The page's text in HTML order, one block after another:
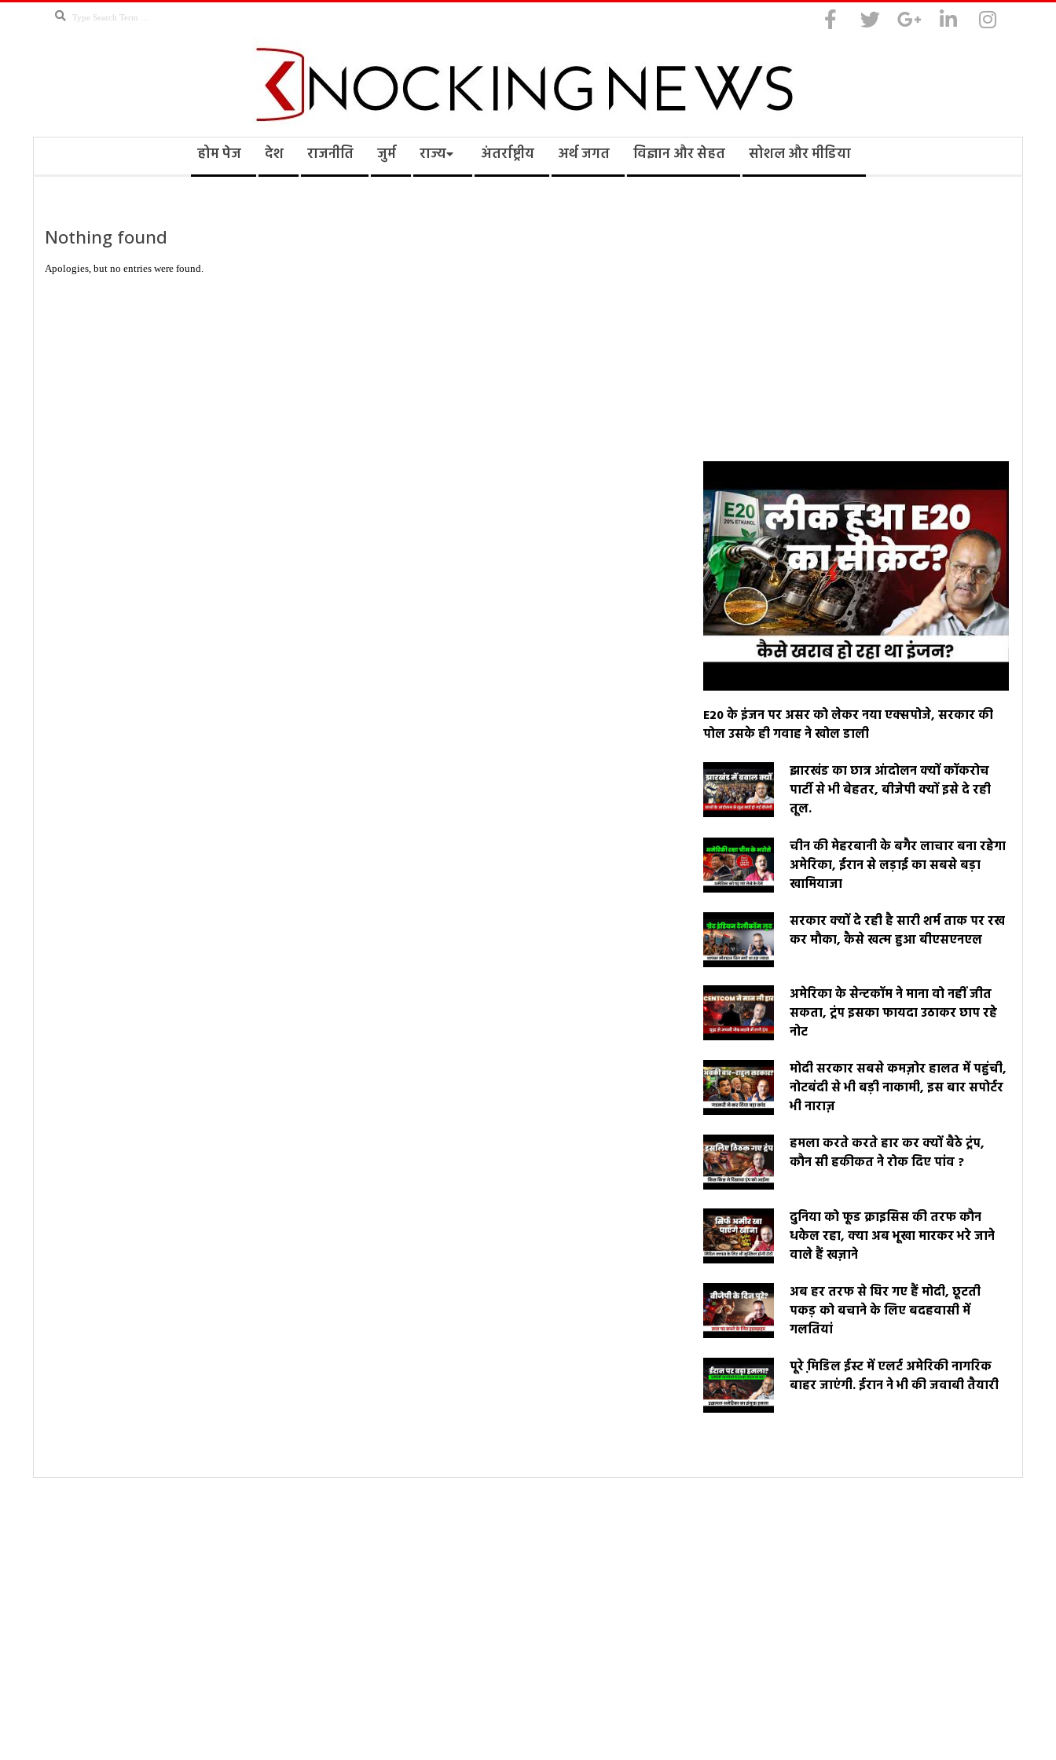
Search
Knocking
होम पेज देश राजनीति जुर्म राज्य अंतर्राष्ट्रीय अर्थ जगत विज्ञान और सेहत सोशल और मीडिया
Nothing found
Apologies, but no entries were found.
E20 के इंजन पर असर को लेकर नया एक्सपोजे, सरकार की
पोल उसके ही गवाह ने खोल डाली
झारखंड का छात्र आंदोलन क्यों कॉकरोच
पार्टी से भी बेहतर, बीजेपी क्यों इसे दे रही
तूल.
चीन की मेहरबानी के बगैर लाचार बना रहेगा
अमेरिका, ईरान से लड़ाई का सबसे बड़ा
खामियाजा
सरकार क्यों दे रही है सारी शर्म ताक पर रख
कर मौका, कैसे खत्म हुआ बीएसएनएल
अमेरिका के सेन्टकॉम ने माना वो नहीं जीत
सकता, ट्रंप इसका फायदा उठाकर छाप रहे
नोट
मोदी सरकार सबसे कमज़ोर हालत में पहुंची,
नोटबंदी से भी बड़ी नाकामी, इस बार सपोर्टर
भी नाराज़
हमला करते करते हार कर क्यों बैठे ट्रंप,
कौन सी हकीकत ने रोक दिए पांव ?
दुनिया को फूड क्राइसिस की तरफ कौन
धकेल रहा, क्या अब भूखा मारकर भरे जाने
वाले हैं खज़ाने
अब हर तरफ से घिर गए हैं मोदी, छूटती
पकड़ को बचाने के लिए बदहवासी में
गलतियां
पूरे मि़डिल ईस्ट में एलर्ट अमेरिकी नागरिक
बाहर जाएंगी. ईरान ने भी की जवाबी तैयारी